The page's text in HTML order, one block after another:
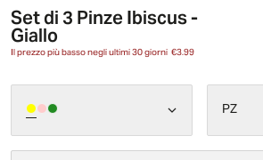
Set di 3 Pinze Ibiscus -
Giallo
Il prezzo più basso negli ultimi 30 giorni€3.99
PZ